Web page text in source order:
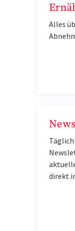
Alles
direkt